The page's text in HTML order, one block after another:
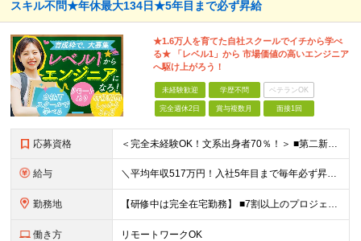
スキル不問★年休最大134日★5年目まで必ず昇給
★1.6万人を育てた自社スクールでイチから学べ
る★ 「レベル1」から 市場価値の高いエンジニア
へ駆け上がろう！
未経験歓迎 学歴不問 ベテランOK
完全週休2日 賞与複数月 面接1回
応募資格 ＜完全未経験OK！文系出身者70％！＞ ■第二新卒歓迎 ■学歴・経歴不問・社会人未経験もOK ■20代を中心に活躍中◎ ★☆先輩たちの前職☆★ 元アパレルスタッフや塾講師、介護士、事務、営業など社員
給与 ＼平均年収517万円！入社5年目まで毎年必ず昇給／ ■賞与年3回 ■年収800万円以上も可 ■入社3年以上の平均年収469.2万円 月給23万2000円以上＋賞与年3回＋各種手当 ☆入社5年目まで最
勤務地 【研修中は完全在宅勤務】 ■7割以上のプロジェクトでリモートワークを導入 ■一都三県のプロジェクト先 ■転居を伴う転勤なし ＜プロジェクト先＞ 東京・神奈川・千葉・埼玉でのプロジェクト先にて勤務いた
働き方 リモートワークOK